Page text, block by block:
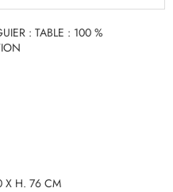
: TABLE : 100 %
X H. 76 CM